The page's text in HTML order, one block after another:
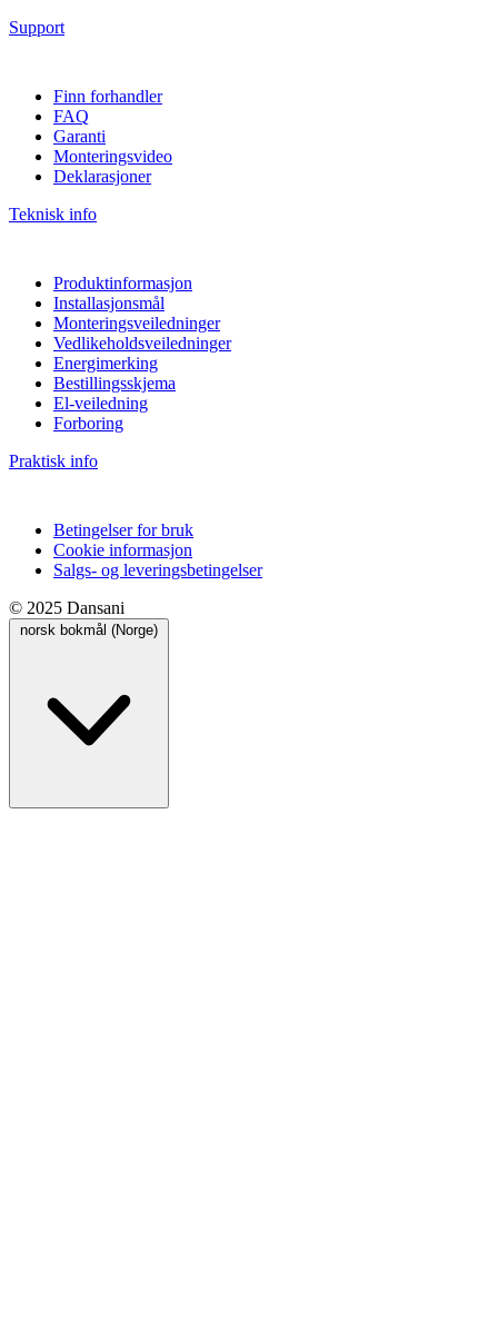
Support
Finn forhandler
FAQ
Garanti
Monteringsvideo
Deklarasjoner
Teknisk info
Produktinformasjon
Installasjonsmål
Monteringsveiledninger
Vedlikeholdsveiledninger
Energimerking
Bestillingsskjema
El-veiledning
Forboring
Praktisk info
Betingelser for bruk
Cookie informasjon
Salgs- og leveringsbetingelser
© 2025 Dansani
norsk bokmål (Norge)